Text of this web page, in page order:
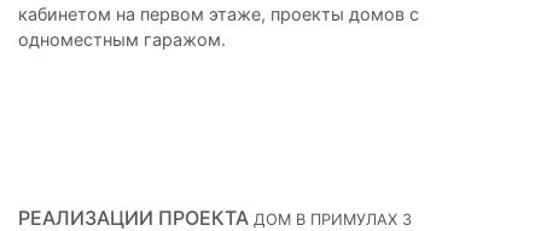
кабинетом на первом этаже, проекты домов с
одноместным гаражом.
РЕАЛИЗАЦИИ ПРОЕКТА ДОМ В ПРИМУЛАХ 3